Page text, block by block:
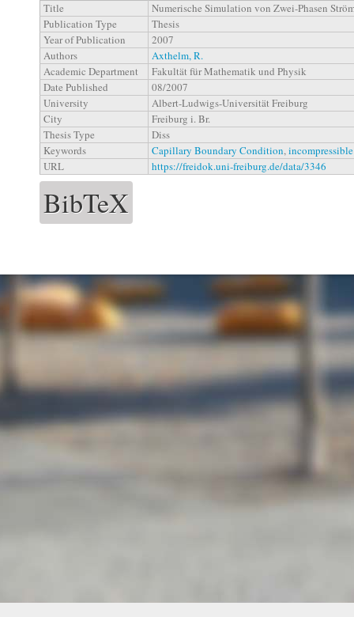
Title
Numerische Simulation von Zwei-Phasen
Publication Type
Thesis
Year of Publication
2007
Authors
Axthelm, R.
Academic Department
Fakultät für Mathematik und Physik
Date Published
08/2007
University
Albert-Ludwigs-Universität Freiburg
City
Freiburg i. Br.
Thesis Type
Diss
Keywords
Capillary Boundary Condition,
URL
https://freidok.uni-freiburg.de/data/3346
BibTeX